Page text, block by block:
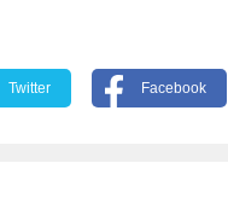
Twitter Facebook